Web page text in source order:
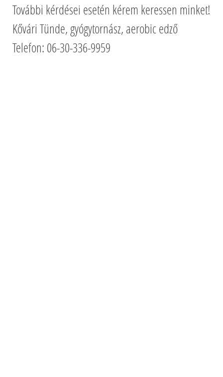
További kérdései esetén kérem keressen minket!
Kővári Tünde, gyógytornász, aerobic edző
Telefon: 06-30-336-9959